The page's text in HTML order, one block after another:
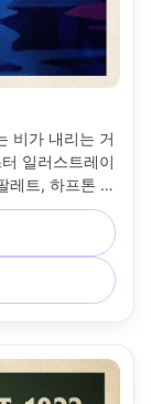
비가 내리는 거
일러스트레이
레트, 하프톤 그
위한 빈 영역,
장자리, 85mm